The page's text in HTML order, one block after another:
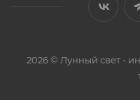
2026 © Лунный свет -